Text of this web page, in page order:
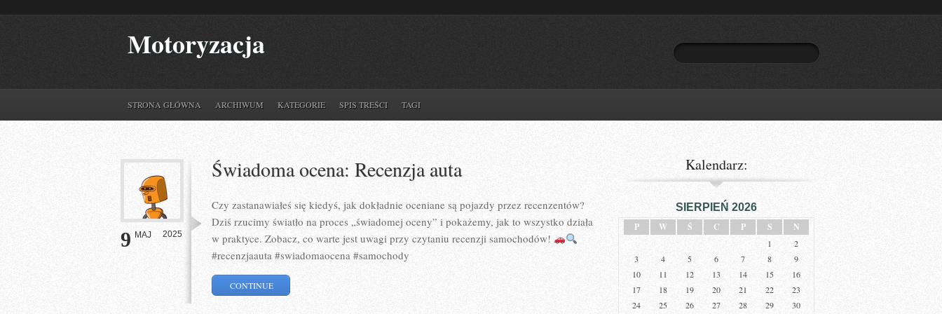
Motoryzacja
STRONA GŁÓWNA ARCHIWUM KATEGORIE SPIS TREŚCI TAGI
9 MAJ 2025
Świadoma ocena: Recenzja auta
Czy zastanawiałeś się kiedyś, jak dokładnie oceniane są pojazdy przez recenzentów?
Dziś rzucimy światło na proces „świadomej oceny” i pokażemy, jak to wszystko działa
w praktyce. Zobacz, co warte jest uwagi przy czytaniu recenzji samochodów!
#recenzjaauta #swiadomaocena #samochody
CONTINUE
Kalendarz:
SIERPIEŃ 2026
P
W Ś C P S N
1
2
3
4 5 6 7 8
9
10
11 12 13 14 15
16
17
18 19 20 21 22
23
24
25 26 27 28 29 30